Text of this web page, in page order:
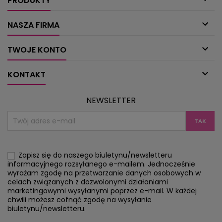
NASZA FIRMA 
TWOJE KONTO 
KONTAKT 
NEWSLETTER
Zapisz się do naszego biuletynu/newsletteru
informacyjnego rozsyłanego e-mailem. Jednocześnie
wyrażam zgodę na przetwarzanie danych osobowych w
celach związanych z dozwolonymi działaniami
marketingowymi wysyłanymi poprzez e-mail. W każdej
chwili możesz cofnąć zgodę na wysyłanie
biuletynu/newsletteru.